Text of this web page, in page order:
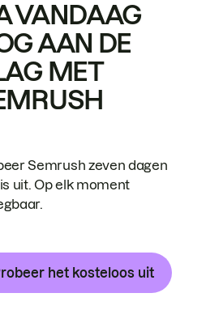
VANDAAG
AAN DE
MET
Semrush zeven dagen
uit. Op elk moment
het kosteloos uit